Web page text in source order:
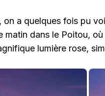
on a quelques fois pu
matin dans le Poitou,
lumière rose,